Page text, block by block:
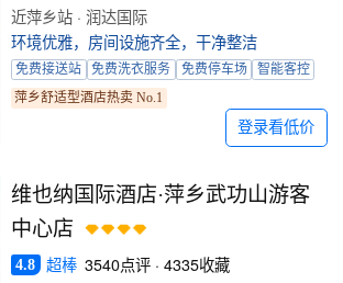
近萍乡站 · 润达国际
环境优雅，房间设施齐全，干净整洁
免费接送站 免费洗衣服务 免费停车场
智能客控
萍乡舒适型酒店热卖 No.1
登录看低价
维也纳国际酒店·萍乡武功山游客
中心店
4.8 超棒 3540点评 · 4335收藏